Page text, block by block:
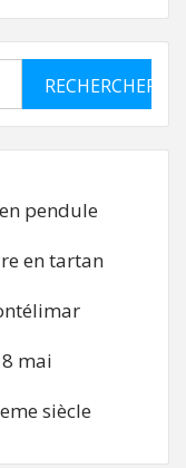
pendule
en tartan
mai
siècle